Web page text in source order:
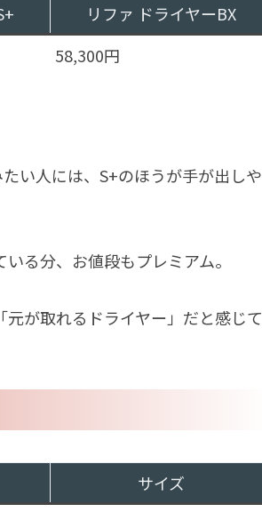
リファ ドライヤーBX
58,300円
い人には、S+のほうが手が出しや
る分、お値段もプレミアム。
が取れるドライヤー」だと感じて
サイズ